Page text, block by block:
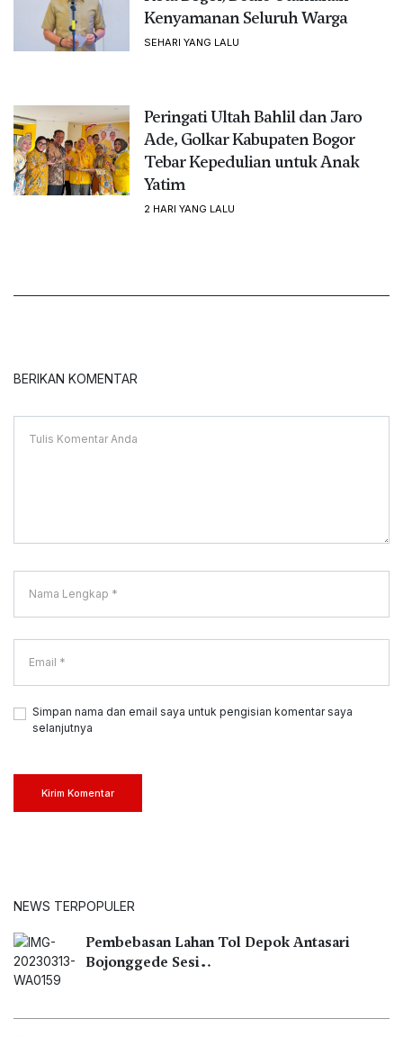
Kenyamanan Seluruh Warga
SEHARI YANG LALU
Peringati Ultah Bahlil dan Jaro
Ade, Golkar Kabupaten Bogor
Tebar Kepedulian untuk Anak
Yatim
2 HARI YANG LALU
BERIKAN KOMENTAR
Simpan nama dan email saya untuk pengisian komentar saya
selanjutnya
Kirim Komentar
NEWS TERPOPULER
Pembebasan Lahan Tol Depok Antasari
Bojonggede Sesi…